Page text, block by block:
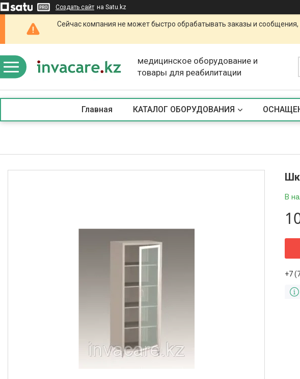
Создать сайт на Satu.kz
Сейчас компания не может быстро обрабатывать заказы и
медицинское оборудование и
товары для реабилитации
Главная КАТАЛОГ ОБОРУДОВАНИЯ
В
+7